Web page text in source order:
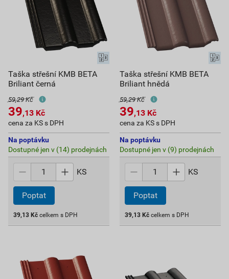
Taška střešní KMB BETA
Briliant černá
59,29 Kč
39,13 Kč
cena za KS s DPH
Na poptávku
Dostupné jen v (14) prodejnách
KS
Poptat
39,13 Kč celkem s DPH
Taška střešní KMB BETA
Briliant hnědá
59,29 Kč
39,13 Kč
cena za KS s DPH
Na poptávku
Dostupné jen v (9) prodejnách
KS
Poptat
39,13 Kč celkem s DPH